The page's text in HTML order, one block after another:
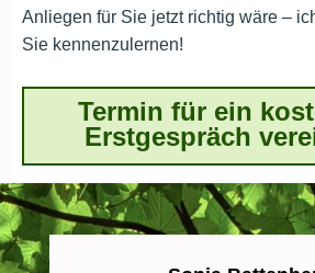
Anliegen für Sie jetzt richtig wäre –
Sie kennenzulernen!
Termin für ein
Erstgespräch